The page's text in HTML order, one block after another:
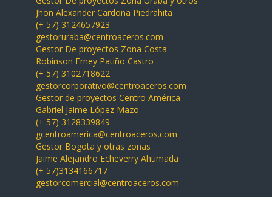
Jhon Alexander Cardona Piedrahita
(+ 57) 3124657923
gestoruraba@centroaceros.com
Gestor De proyectos Zona Costa
Robinson Erney Patiño Castro
(+ 57) 3102718622
gestorcorporativo@centroaceros.com
Gestor de proyectos Centro América
Gabriel Jaime López Mazo
(+ 57) 3128339849
gcentroamerica@centroaceros.com
Gestor Bogota y otras zonas
Jaime Alejandro Echeverry Ahumada
(+ 57)3134166717
gestorcomercial@centroaceros.com